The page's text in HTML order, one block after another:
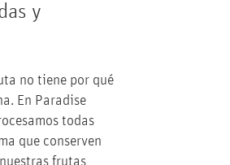
y
no tiene por qué
En Paradise
todas
que conserven
frutas